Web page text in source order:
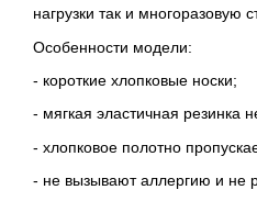
нагрузки так и многоразовую
Особенности модели:
- короткие хлопковые носки;
- мягкая эластичная резинка
- хлопковое полотно
- не вызывают аллергию и не